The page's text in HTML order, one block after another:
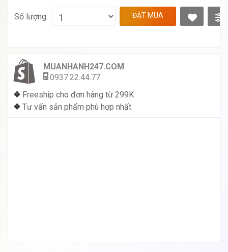
Số lượng: ĐẶT MUA
MUANHANH247.COM
0937.22.44.77
❖ Freeship cho đơn hàng từ 299K
❖ Tư vấn sản phẩm phù hợp nhất